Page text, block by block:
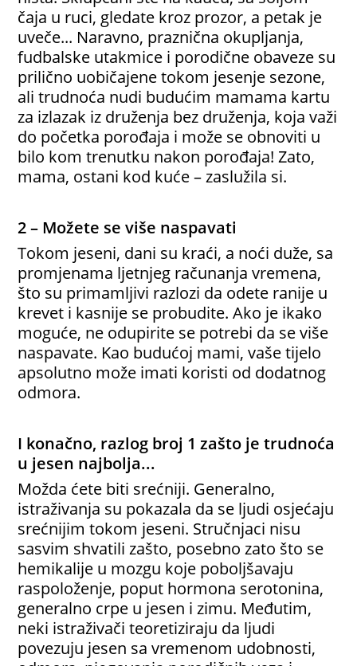
čaja u ruci, gledate kroz prozor, a petak je
uveče... Naravno, praznična okupljanja,
fudbalske utakmice i porodične obaveze su
prilično uobičajene tokom jesenje sezone,
ali trudnoća nudi budućim mamama kartu
za izlazak iz druženja bez druženja, koja važi
do početka porođaja i može se obnoviti u
bilo kom trenutku nakon porođaja! Zato,
mama, ostani kod kuće – zaslužila si.
2 – Možete se više naspavati
Tokom jeseni, dani su kraći, a noći duže, sa
promjenama ljetnjeg računanja vremena,
što su primamljivi razlozi da odete ranije u
krevet i kasnije se probudite. Ako je ikako
moguće, ne odupirite se potrebi da se više
naspavate. Kao budućoj mami, vaše tijelo
apsolutno može imati koristi od dodatnog
odmora.
I konačno, razlog broj 1 zašto je trudnoća
u jesen najbolja...
Možda ćete biti srećniji. Generalno,
istraživanja su pokazala da se ljudi osjećaju
srećnijim tokom jeseni. Stručnjaci nisu
sasvim shvatili zašto, posebno zato što se
hemikalije u mozgu koje poboljšavaju
raspoloženje, poput hormona serotonina,
generalno crpe u jesen i zimu. Međutim,
neki istraživači teoretiziraju da ljudi
povezuju jesen sa vremenom udobnosti,